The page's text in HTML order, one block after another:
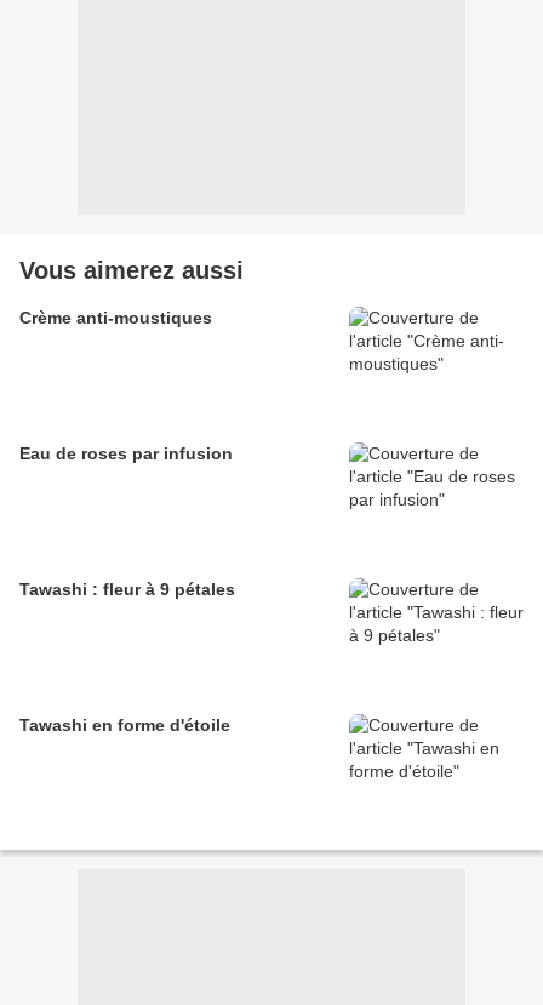
Vous aimerez aussi
Crème anti-moustiques
Eau de roses par infusion
Tawashi : fleur à 9 pétales
Tawashi en forme d'étoile